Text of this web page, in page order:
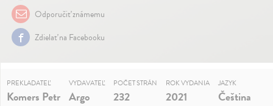
Odporučiť známemu
Zdielať na Facebooku
PREKLADATEĽ
Komers Petr
VYDAVATEĽ
Argo
POČET STRÁN
232
ROK VYDANIA
2021
JAZYK
Čeština